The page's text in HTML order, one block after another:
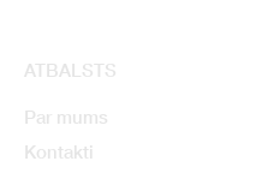
ATBALSTS
Par mums
Kontakti